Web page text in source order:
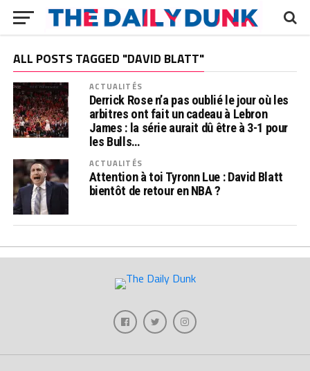
ALL POSTS TAGGED "DAVID BLATT"
ACTUALITÉS
Derrick Rose n’a pas oublié le jour où les
arbitres ont fait un cadeau à Lebron
James : la série aurait dû être à 3-1 pour
les Bulls…
ACTUALITÉS
Attention à toi Tyronn Lue : David Blatt
bientôt de retour en NBA ?